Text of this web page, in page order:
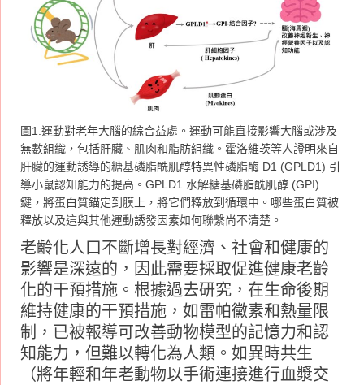
圖1.運動對老年大腦的綜合益處。運動可能直接影響大腦或涉及
無數組織，包括肝臟、肌肉和脂肪組織。霍洛維茨等人證明來自
肝臟的運動誘導的糖基磷脂酰肌醇特異性磷脂酶 D1 (GPLD1) 引
導小鼠認知能力的提高。GPLD1 水解糖基磷脂酰肌醇 (GPI)
鍵，將蛋白質錨定到膜上，將它們釋放到循環中。哪些蛋白質被
釋放以及這與其他運動誘發因素如何聯繫尚不清楚。
老齡化人口不斷增長對經濟、社會和健康的
影響是深遠的，因此需要採取促進健康老齡
化的干預措施。根據過去研究，在生命後期
維持健康的干預措施，如雷帕黴素和熱量限
制，已被報導可改善動物模型的記憶力和認
知能力，但難以轉化為人類。如異時共生
（將年輕和年老動物以手術連接進行血漿交